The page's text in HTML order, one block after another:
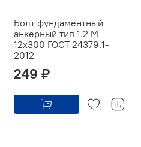
Болт фундаментный
анкерный тип 1.2 М
12х300 ГОСТ 24379.1-
2012
249 ₽